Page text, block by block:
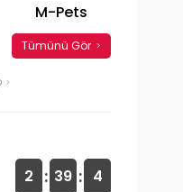
M-Pets
Tümünü Gör
2 : 39 : 3